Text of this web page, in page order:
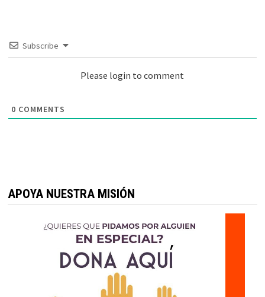
Subscribe
Please login to comment
0 COMMENTS
APOYA NUESTRA MISIÓN